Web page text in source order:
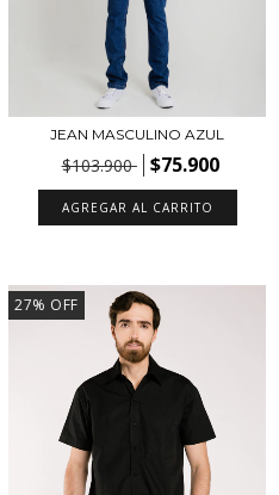
JEAN MASCULINO AZUL
$103.900 $75.900
AGREGAR AL CARRITO
27% OFF